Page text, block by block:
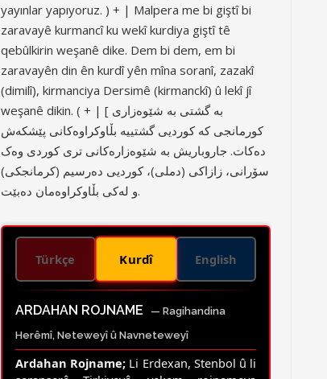
yayınlar yapıyoruz. ) + | Malpera me bi giştî bi
zaravayê kurmancî ku wekî kurdiya giştî tê
qebûlkirin weşanê dike. Dem bi dem, em bi
zaravayên din ên kurdî yên mîna soranî, zazakî
(dimilî), kirmanciya Dersimê (kirmanckî) û lekî jî
weşanê dikin. ( + | [ بە گشتی بە شێوەزاری
کورمانجی کە کوردیی گشتییە بڵاوکراوەکانی پێشکەش
دەکات. جاروباریش بە شێوەزارەکانی تری کوردی وەک
سۆرانی، زازاکی (دملی)، کوردیی دەرسیم (کرمانجکی)
و لەکی بڵاوکراوەمان دەبێت.
Türkçe Kurdî English
ARDAHAN ROJNAME
— Ragihandina
Herêmî, Neteweyî û Navneteweyî
Ardahan Rojname; Li Erdexan, Stenbol û li